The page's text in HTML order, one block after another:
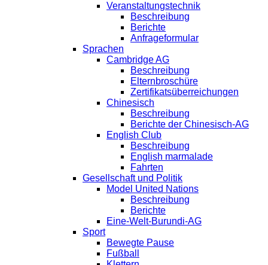
Veranstaltungstechnik
Beschreibung
Berichte
Anfrageformular
Sprachen
Cambridge AG
Beschreibung
Elternbroschüre
Zertifikatsüberreichungen
Chinesisch
Beschreibung
Berichte der Chinesisch-AG
English Club
Beschreibung
English marmalade
Fahrten
Gesellschaft und Politik
Model United Nations
Beschreibung
Berichte
Eine-Welt-Burundi-AG
Sport
Bewegte Pause
Fußball